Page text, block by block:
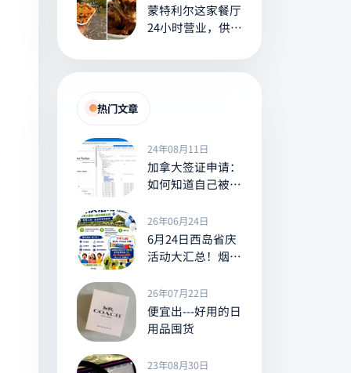
蒙特利尔这家餐厅
24小时营业，供应
poutine
热门文章
24年08月11日
加拿大签证申请：
如何知道自己被安
26年06月24日
6月24日西岛省庆
活动大汇总！烟
费班车，送冰棒
等，全家出游别错
过！
26年07月22日
便宜出---好用的日
用品囤货
23年08月30日